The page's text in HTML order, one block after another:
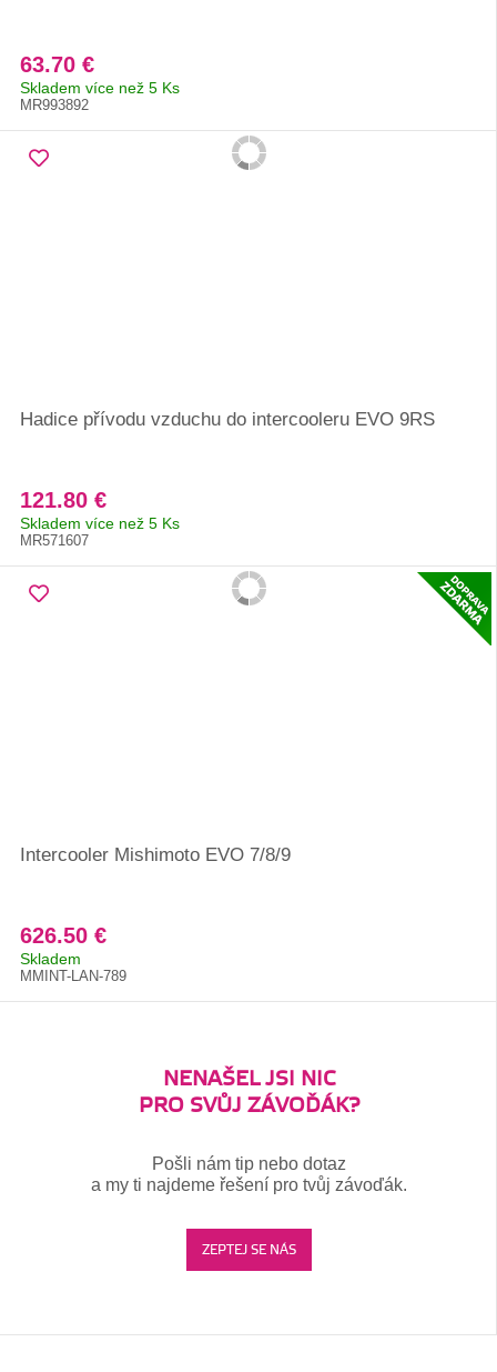
63.70 €
Skladem více než 5 Ks
MR993892
Hadice přívodu vzduchu do intercooleru EVO 9RS
121.80 €
Skladem více než 5 Ks
MR571607
Intercooler Mishimoto EVO 7/8/9
626.50 €
Skladem
MMINT-LAN-789
NENAŠEL JSI NIC
PRO SVŮJ ZÁVOĎÁK?
Pošli nám tip nebo dotaz
a my ti najdeme řešení pro tvůj závoďák.
ZEPTEJ SE NÁS